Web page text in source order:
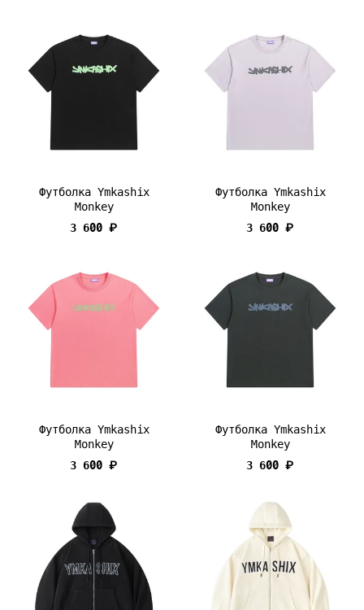
Футболка Ymkashix
Monkey
3 600 ₽
Футболка Ymkashix
Monkey
3 600 ₽
Футболка Ymkashix
Monkey
3 600 ₽
Футболка Ymkashix
Monkey
3 600 ₽